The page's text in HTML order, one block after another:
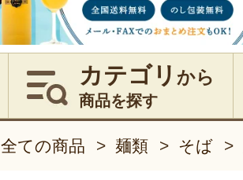
カテゴリ から
商品を探す
全ての商品 > 麺類 > そば >